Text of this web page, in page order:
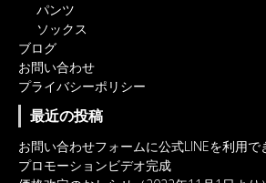
パンツ
ソックス
ブログ
お問い合わせ
プライバシーポリシー
最近の投稿
お問い合わせフォームに公式LINEを利用で
プロモーションビデオ完成